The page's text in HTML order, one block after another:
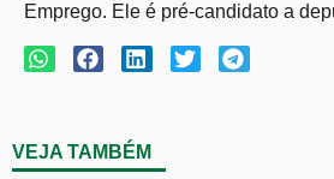
Emprego. Ele é pré-candidato a
VEJA TAMBÉM